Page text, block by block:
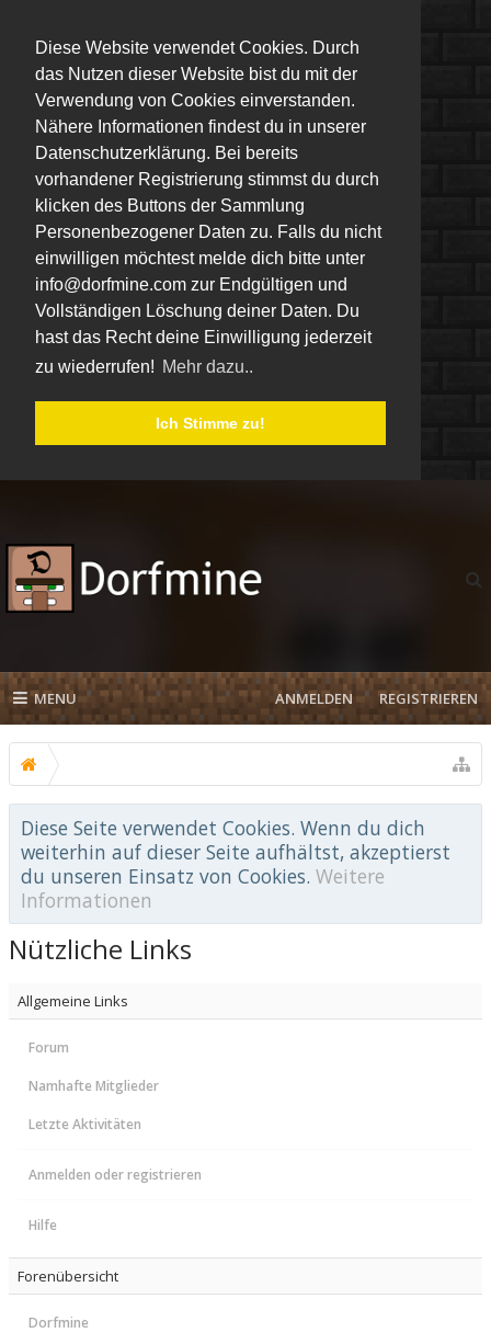
Diese Website verwendet Cookies. Durch
das Nutzen dieser Website bist du mit der
Verwendung von Cookies einverstanden.
Nähere Informationen findest du in unserer
Datenschutzerklärung. Bei bereits
vorhandener Registrierung stimmst du durch
klicken des Buttons der Sammlung
Personenbezogener Daten zu. Falls du nicht
einwilligen möchtest melde dich bitte unter
info@dorfmine.com zur Endgültigen und
Vollständigen Löschung deiner Daten. Du
hast das Recht deine Einwilligung jederzeit
zu wiederrufen! Mehr dazu..
Ich Stimme zu!
MENU ANMELDEN REGISTRIEREN
Diese Seite verwendet Cookies. Wenn du dich
weiterhin auf dieser Seite aufhältst, akzeptierst
du unseren Einsatz von Cookies. Weitere
Informationen
Nützliche Links
Allgemeine Links
Forum
Namhafte Mitglieder
Letzte Aktivitäten
Anmelden oder registrieren
Hilfe
Forenübersicht
Dorfmine